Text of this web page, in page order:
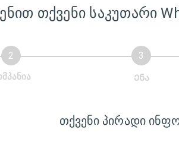
თქვენი საკუთარი
Ენა
თქვენი პირადი